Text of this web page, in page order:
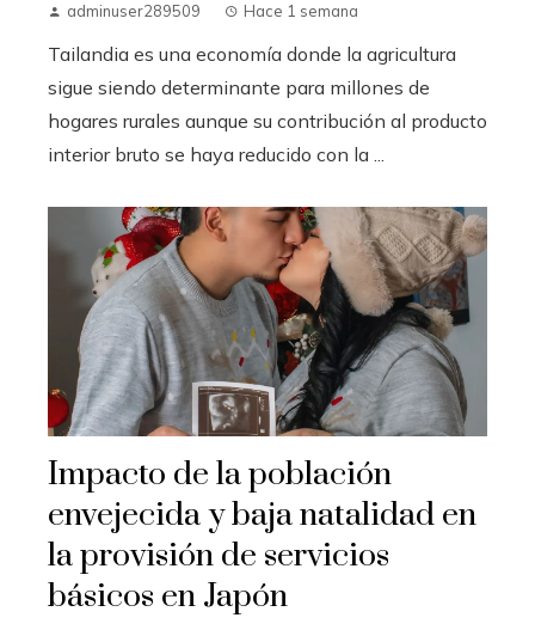
adminuser289509 Hace 1 semana
Tailandia es una economía donde la agricultura
sigue siendo determinante para millones de
hogares rurales aunque su contribución al producto
interior bruto se haya reducido con la ...
Impacto de la población
envejecida y baja natalidad en
la provisión de servicios
básicos en Japón